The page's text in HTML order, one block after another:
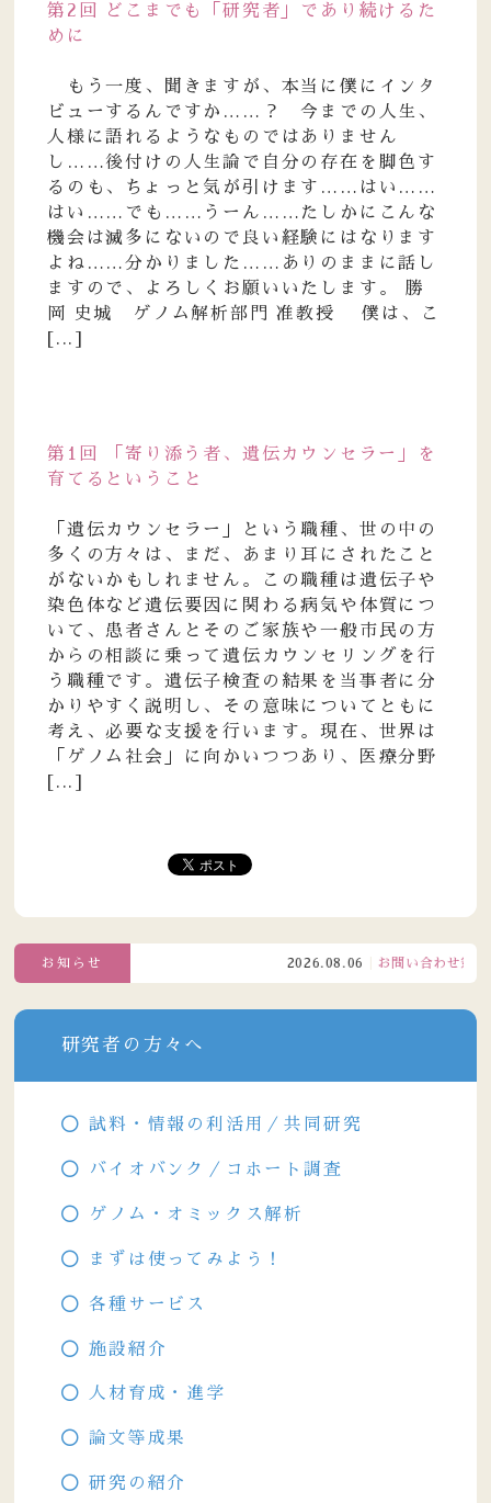
第2回 どこまでも「研究者」であり続けるた
めに
もう一度、聞きますが、本当に僕にインタ
ビューするんですか……？ 今までの人生、
人様に語れるようなものではありません
し……後付けの人生論で自分の存在を脚色す
るのも、ちょっと気が引けます……はい……
はい……でも……うーん……たしかにこんな
機会は滅多にないので良い経験にはなります
よね……分かりました……ありのままに話し
ますので、よろしくお願いいたします。 勝
岡 史城 ゲノム解析部門 准教授 僕は、こ
[...]
第1回 「寄り添う者、遺伝カウンセラー」を
育てるということ
「遺伝カウンセラー」という職種、世の中の
多くの方々は、まだ、あまり耳にされたこと
がないかもしれません。この職種は遺伝子や
染色体など遺伝要因に関わる病気や体質につ
いて、患者さんとそのご家族や一般市民の方
からの相談に乗って遺伝カウンセリングを行
う職種です。遺伝子検査の結果を当事者に分
かりやすく説明し、その意味についてともに
考え、必要な支援を行います。現在、世界は
「ゲノム社会」に向かいつつあり、医療分野
[...]
お知らせ 2026.08.06 お問い合わせ窓口
研究者の方々へ
試料・情報の利活用／共同研究
バイオバンク／コホート調査
ゲノム・オミックス解析
まずは使ってみよう！
各種サービス
施設紹介
人材育成・進学
論文等成果
研究の紹介